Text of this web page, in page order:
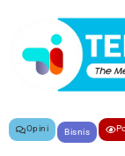
Opini Bisnis